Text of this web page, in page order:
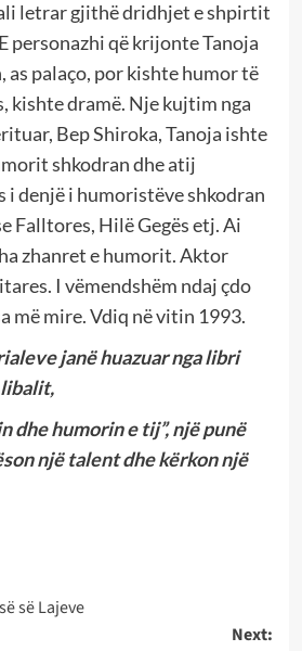
letrar gjithë dridhjet e shpirtit
personazhi që krijonte Tanoja
as palaço, por kishte humor të
kishte dramë. Nje kujtim nga
Bep Shiroka, Tanoja ishte
shkodran dhe atij
i denjë i humoristëve shkodran
Falltores, Hilë Gegës etj. Ai
zhanret e humorit. Aktor
I vëmendshëm ndaj çdo
më mire. Vdiq në vitin 1993.
janë huazuar nga libri
dhe humorin e tij”, një punë
një talent dhe kërkon një
së Lajeve
Next: